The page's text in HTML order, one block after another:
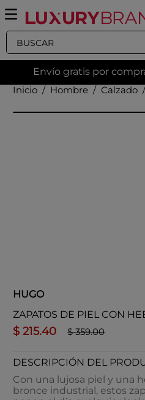
Buscar
Envío gratis por
Hombre
Calzado
HUGO
ZAPATOS DE PIEL CON
$ 215.40 $ 359.00
DESCRIPCIÓN DEL
Con una lujosa piel y una
bronce industrial, estos